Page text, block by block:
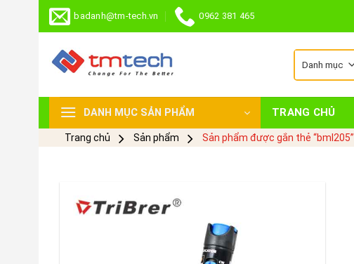
Skip
badanh@tm-tech.vn 0962 381 465
DANH MỤC SẢN PHẨM TRANG CHỦ
Trang chủ Sản phẩm Sản phẩm được gắn thẻ “bml205”